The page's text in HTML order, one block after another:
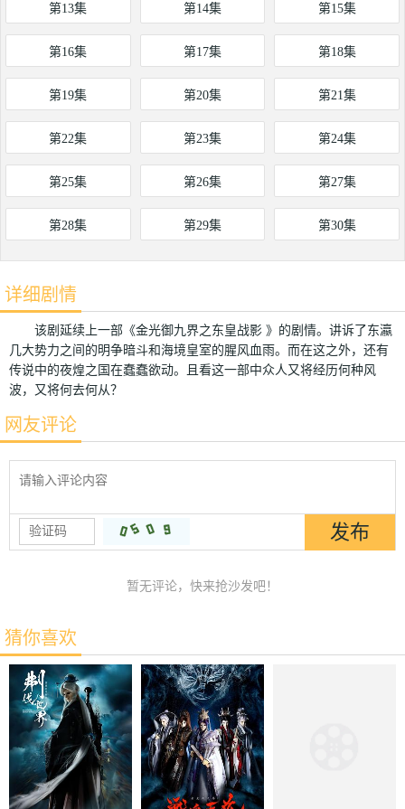
第13集 第14集 第15集
第16集 第17集 第18集
第19集 第20集 第21集
第22集 第23集 第24集
第25集 第26集 第27集
第28集 第29集 第30集
详细剧情
该剧延续上一部《金光御九界之东皇战影 》的剧情。讲诉了东瀛
几大势力之间的明争暗斗和海境皇室的腥风血雨。而在这之外，还有
传说中的夜煌之国在蠢蠢欲动。且看这一部中众人又将经历何种风
波，又将何去何从？
网友评论
暂无评论，快来抢沙发吧！
猜你喜欢